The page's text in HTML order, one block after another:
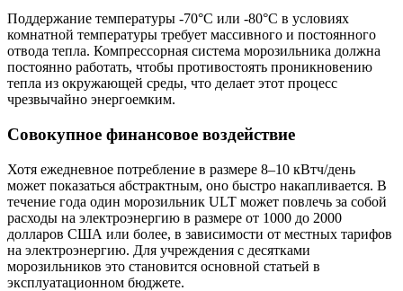
Поддержание температуры -70°C или -80°C в условиях
комнатной температуры требует массивного и постоянного
отвода тепла. Компрессорная система морозильника должна
постоянно работать, чтобы противостоять проникновению
тепла из окружающей среды, что делает этот процесс
чрезвычайно энергоемким.
Совокупное финансовое воздействие
Хотя ежедневное потребление в размере 8–10 кВтч/день
может показаться абстрактным, оно быстро накапливается. В
течение года один морозильник ULT может повлечь за собой
расходы на электроэнергию в размере от 1000 до 2000
долларов США или более, в зависимости от местных тарифов
на электроэнергию. Для учреждения с десятками
морозильников это становится основной статьей в
эксплуатационном бюджете.